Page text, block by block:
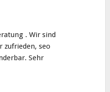
. Wir sind
zufrieden, seo
Sehr